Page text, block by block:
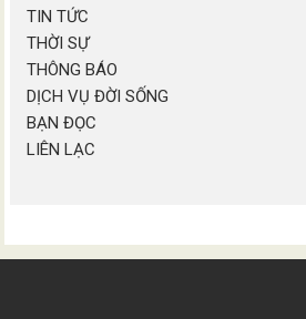
TIN TỨC
THỜI SỰ
THÔNG BÁO
DỊCH VỤ ĐỜI SỐNG
BẠN ĐỌC
LIÊN LẠC